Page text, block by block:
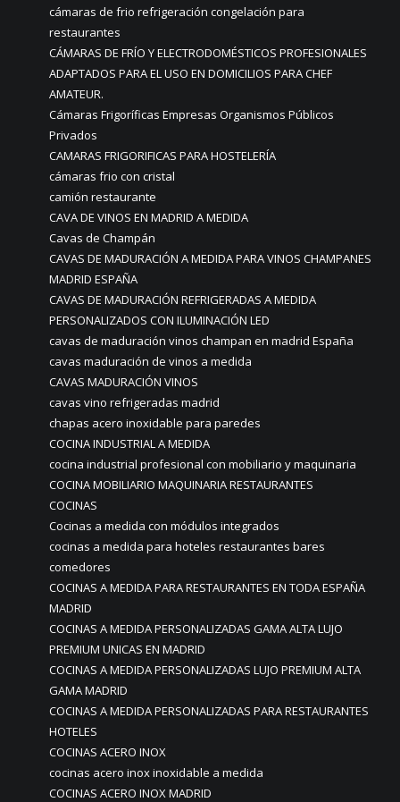
cámaras de frio refrigeración congelación para
restaurantes
CÁMARAS DE FRÍO Y ELECTRODOMÉSTICOS PROFESIONALES
ADAPTADOS PARA EL USO EN DOMICILIOS PARA CHEF
AMATEUR.
Cámaras Frigoríficas Empresas Organismos Públicos
Privados
CAMARAS FRIGORIFICAS PARA HOSTELERÍA
cámaras frio con cristal
camión restaurante
CAVA DE VINOS EN MADRID A MEDIDA
Cavas de Champán
CAVAS DE MADURACIÓN A MEDIDA PARA VINOS CHAMPANES
MADRID ESPAÑA
CAVAS DE MADURACIÓN REFRIGERADAS A MEDIDA
PERSONALIZADOS CON ILUMINACIÓN LED
cavas de maduración vinos champan en madrid España
cavas maduración de vinos a medida
CAVAS MADURACIÓN VINOS
cavas vino refrigeradas madrid
chapas acero inoxidable para paredes
COCINA INDUSTRIAL A MEDIDA
cocina industrial profesional con mobiliario y maquinaria
COCINA MOBILIARIO MAQUINARIA RESTAURANTES
COCINAS
Cocinas a medida con módulos integrados
cocinas a medida para hoteles restaurantes bares
comedores
COCINAS A MEDIDA PARA RESTAURANTES EN TODA ESPAÑA
MADRID
COCINAS A MEDIDA PERSONALIZADAS GAMA ALTA LUJO
PREMIUM UNICAS EN MADRID
COCINAS A MEDIDA PERSONALIZADAS LUJO PREMIUM ALTA
GAMA MADRID
COCINAS A MEDIDA PERSONALIZADAS PARA RESTAURANTES
HOTELES
COCINAS ACERO INOX
cocinas acero inox inoxidable a medida
COCINAS ACERO INOX MADRID